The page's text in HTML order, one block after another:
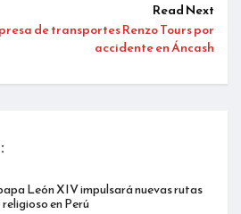
Read Next
de transportes Renzo Tours por
accidente en Áncash
León XIV impulsará nuevas rutas
en Perú